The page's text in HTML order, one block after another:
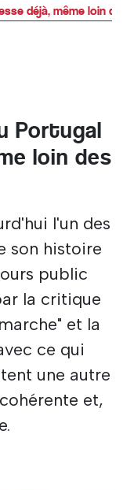
déjà, même loin des
Portugal
loin des
l'un des
son histoire
public
la critique
et la
ce qui
une autre
et,